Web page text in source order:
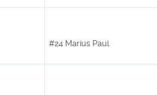
#24 Marius Paul